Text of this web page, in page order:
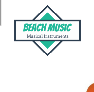
Webshop
2e hands en outlet
Acc en onderdelen